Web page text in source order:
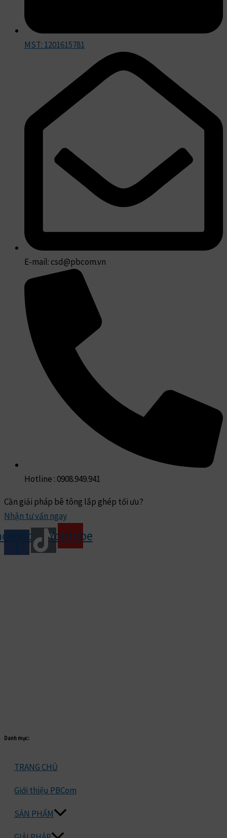
MST: 1201615781
E-mail: csd@pbcom.vn
Hotline : 0908.949.941
Cần giải pháp bê tông lắp ghép tối ưu?
Nhận tư vấn ngay
Youtube
Danh mục:
TRANG CHỦ
Giới thiệu PBCom
SẢN PHẨM